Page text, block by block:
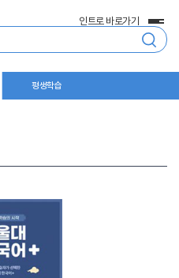
인트로 바로가기
전
체
메
평생학습